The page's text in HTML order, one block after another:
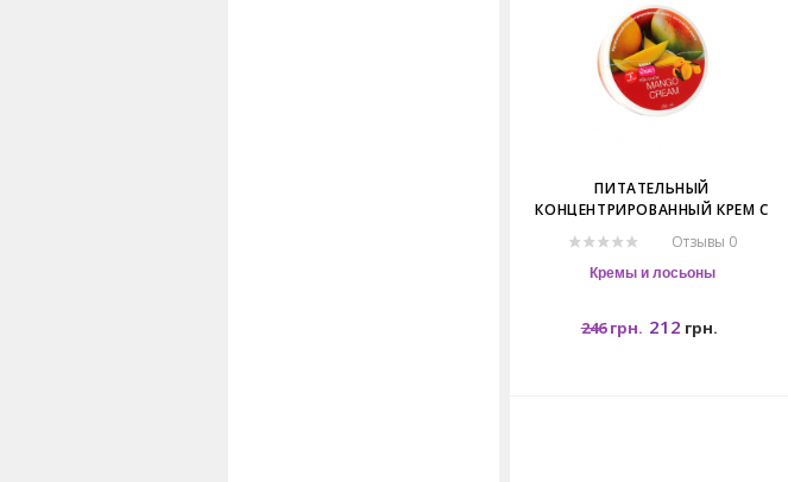
ПИТАТЕЛЬНЫЙ
КОНЦЕНТРИРОВАННЫЙ КРЕМ С
MANGO CREAM.
Отзывы 0
Кремы и лосьоны
246 грн. 212 грн.